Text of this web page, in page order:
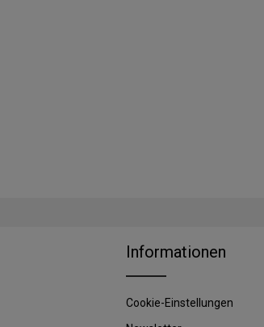
Informationen
Cookie-Einstellungen